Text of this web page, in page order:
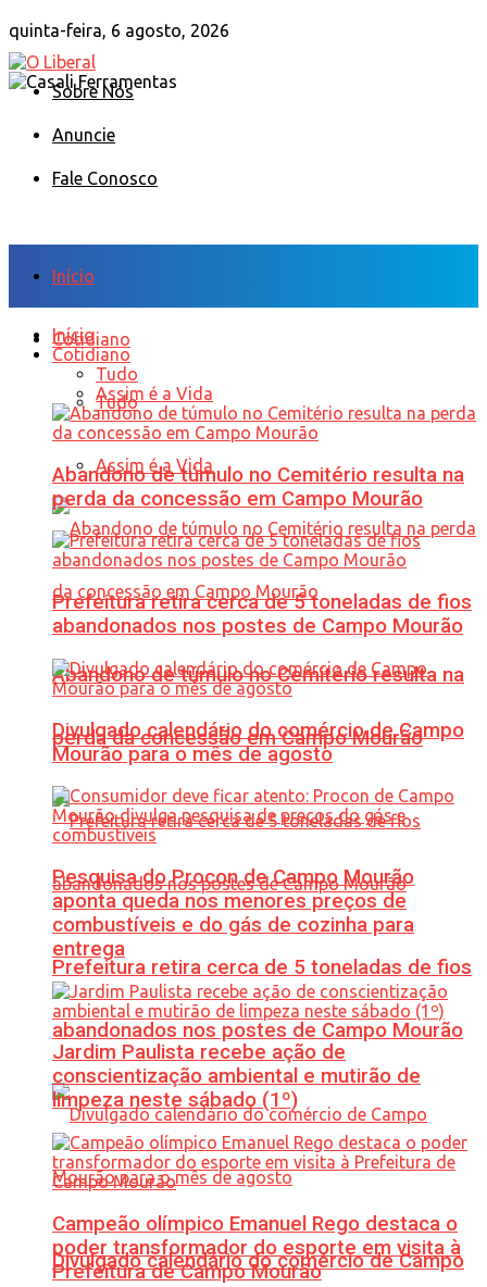
quinta-feira, 6 agosto, 2026
Sobre Nós
Anuncie
Fale Conosco
Início
Cotidiano
Tudo
Assim é a Vida
Abandono de túmulo no Cemitério resulta na
perda da concessão em Campo Mourão
Prefeitura retira cerca de 5 toneladas de fios
abandonados nos postes de Campo Mourão
Divulgado calendário do comércio de Campo
Início
Cotidiano
Tudo
Assim é a Vida
Abandono de túmulo no Cemitério resulta na
perda da concessão em Campo Mourão
Prefeitura retira cerca de 5 toneladas de fios
abandonados nos postes de Campo Mourão
Divulgado calendário do comércio de Campo
Mourão para o mês de agosto
Pesquisa do Procon de Campo Mourão
aponta queda nos menores preços de
combustíveis e do gás de cozinha para
entrega
Jardim Paulista recebe ação de
conscientização ambiental e mutirão de
limpeza neste sábado (1º)
Campeão olímpico Emanuel Rego destaca o
poder transformador do esporte em visita à
Prefeitura de Campo Mourão